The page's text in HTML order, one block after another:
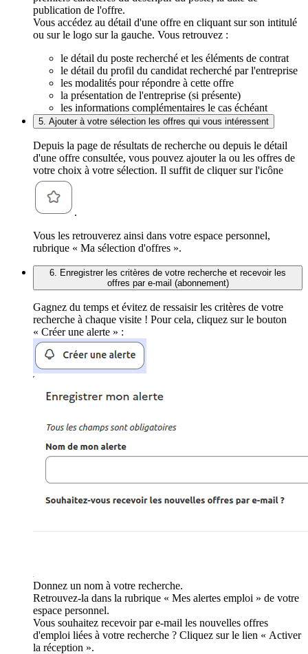
publication de l'offre.
Vous accédez au détail d'une offre en cliquant sur son intitulé
ou sur le logo sur la gauche. Vous retrouvez :
le détail du poste recherché et les éléments de contrat
le détail du profil du candidat recherché par l'entreprise
les modalités pour répondre à cette offre
la présentation de l'entreprise (si présente)
les informations complémentaires le cas échéant
5. Ajouter à votre sélection les offres qui vous intéressent
Depuis la page de résultats de recherche ou depuis le détail
d'une offre consultée, vous pouvez ajouter la ou les offres de
votre choix à votre sélection. Il suffit de cliquer sur l'icône
.
Vous les retrouverez ainsi dans votre espace personnel,
rubrique « Ma sélection d'offres ».
6. Enregistrer les critères de votre recherche et recevoir les
offres par e-mail (abonnement)
Gagnez du temps et évitez de ressaisir les critères de votre
recherche à chaque visite ! Pour cela, cliquez sur le bouton
« Créer une alerte » :
Donnez un nom à votre recherche.
Retrouvez-la dans la rubrique « Mes alertes emploi » de votre
espace personnel.
Vous souhaitez recevoir par e-mail les nouvelles offres
d'emploi liées à votre recherche ? Cliquez sur le lien « Activer
la réception ».